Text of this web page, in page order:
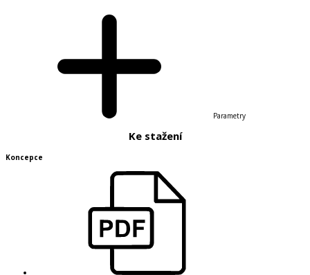
Parametry
Ke stažení
Koncepce